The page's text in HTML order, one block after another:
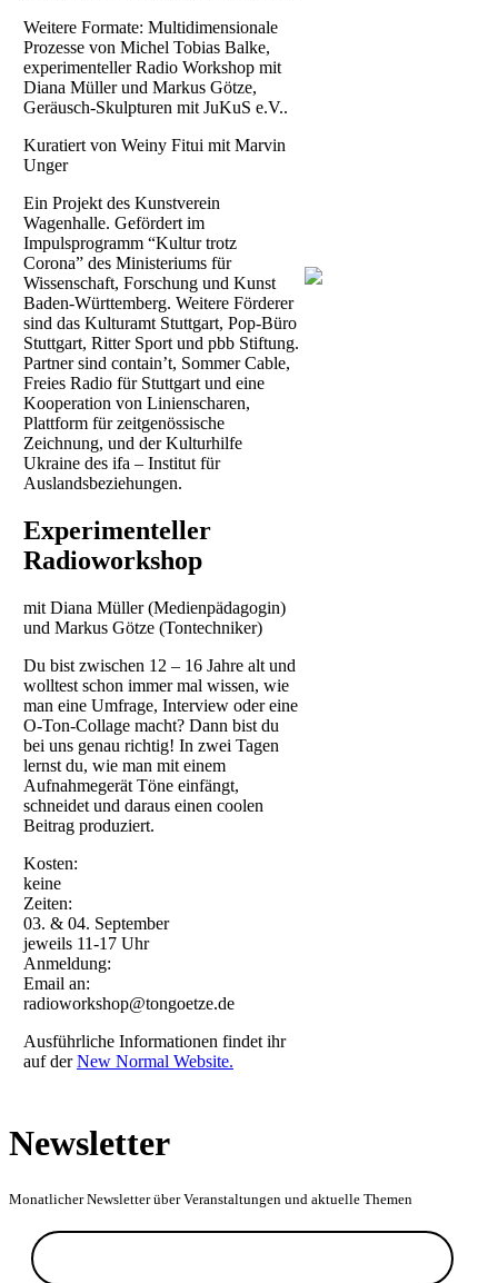
Weitere Formate: Multidimensionale
Prozesse von Michel Tobias Balke,
experimenteller Radio Workshop mit
Diana Müller und Markus Götze,
Geräusch-Skulpturen mit JuKuS e.V..
Kuratiert von Weiny Fitui mit Marvin
Unger
Ein Projekt des Kunstverein
Wagenhalle. Gefördert im
Impulsprogramm “Kultur trotz
Corona” des Ministeriums für
Wissenschaft, Forschung und Kunst
Baden-Württemberg. Weitere Förderer
sind das Kulturamt Stuttgart, Pop-Büro
Stuttgart, Ritter Sport und pbb Stiftung.
Partner sind contain’t, Sommer Cable,
Freies Radio für Stuttgart und eine
Kooperation von Linienscharen,
Plattform für zeitgenössische
Zeichnung, und der Kulturhilfe
Ukraine des ifa – Institut für
Auslandsbeziehungen.
Experimenteller
Radioworkshop
mit Diana Müller (Medienpädagogin)
und Markus Götze (Tontechniker)
Du bist zwischen 12 – 16 Jahre alt und
wolltest schon immer mal wissen, wie
man eine Umfrage, Interview oder eine
O-Ton-Collage macht? Dann bist du
bei uns genau richtig! In zwei Tagen
lernst du, wie man mit einem
Aufnahmegerät Töne einfängt,
schneidet und daraus einen coolen
Beitrag produziert.
Kosten:
keine
Zeiten:
03. & 04. September
jeweils 11-17 Uhr
Anmeldung:
Email an:
radioworkshop@tongoetze.de
Ausführliche Informationen findet ihr
auf derNew Normal Website.
Newsletter
Monatlicher Newsletter über Veranstaltungen und aktuelle Themen